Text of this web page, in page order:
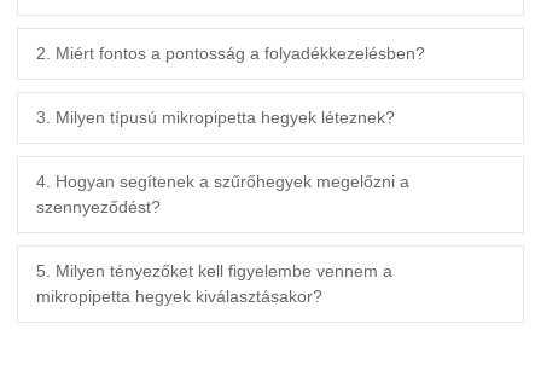
2. Miért fontos a pontosság a folyadékkezelésben?
3. Milyen típusú mikropipetta hegyek léteznek?
4. Hogyan segítenek a szűrőhegyek megelőzni a
szennyeződést?
5. Milyen tényezőket kell figyelembe vennem a
mikropipetta hegyek kiválasztásakor?